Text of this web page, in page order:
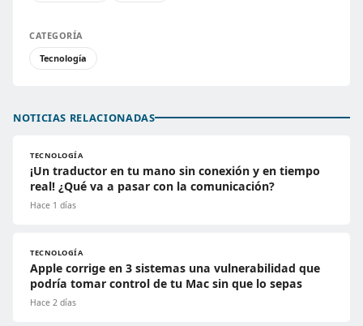
CATEGORÍA
Tecnología
NOTICIAS RELACIONADAS
TECNOLOGÍA
¡Un traductor en tu mano sin conexión y en tiempo
real! ¿Qué va a pasar con la comunicación?
Hace 1 días
TECNOLOGÍA
Apple corrige en 3 sistemas una vulnerabilidad que
podría tomar control de tu Mac sin que lo sepas
Hace 2 días